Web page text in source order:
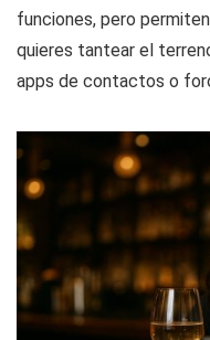
funciones, pero
quieres tantear el
apps de contactos o